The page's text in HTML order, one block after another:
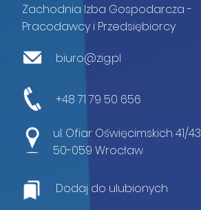
Zachodnia Izba Gospodarcza -
Pracodawcy i Przedsiębiorcy
biuro@zig.pl
+48 71 79 50 656
ul. Ofiar Oświęcimskich 41/43
50-059 Wrocław
Dodaj do ulubionych